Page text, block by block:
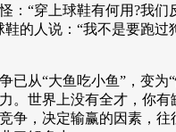
：“穿上球鞋有何用?我们
鞋的人说：“我不是要跑过
已从“大鱼吃小鱼”，变为
。世界上没有全才，你有
争，决定输赢的因素，往